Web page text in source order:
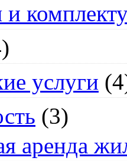
и
услуги
(3)
аренда